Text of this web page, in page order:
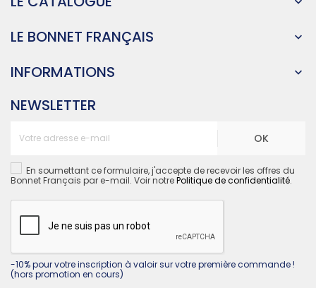
LE BONNET FRANÇAIS 
INFORMATIONS 
NEWSLETTER
OK
En soumettant ce formulaire, j'accepte de recevoir les offres du
Bonnet Français par e-mail. Voir notrePolitique de confidentialité.
-10% pour votre inscription à valoir sur votre première commande !
(hors promotion en cours)